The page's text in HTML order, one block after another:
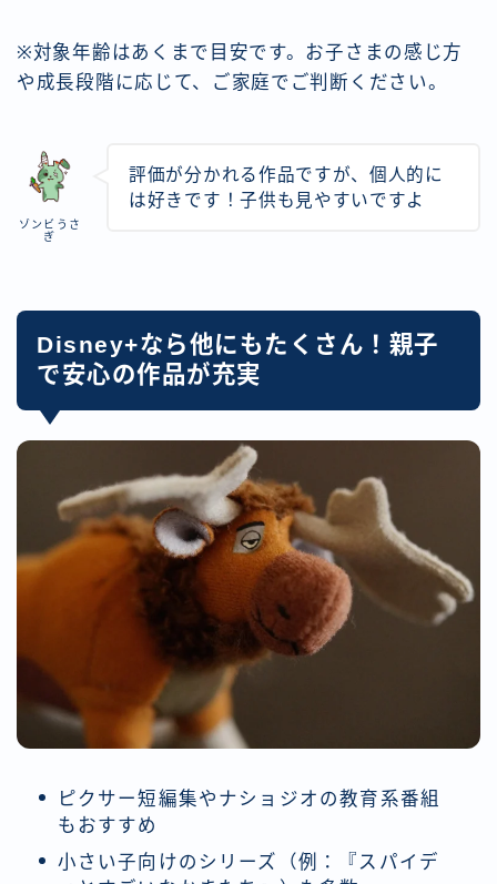
※対象年齢はあくまで目安です。お子さまの感じ方
や成長段階に応じて、ご家庭でご判断ください。
ゾンビうさ
ぎ
評価が分かれる作品ですが、個人的に
は好きです！子供も見やすいですよ
Disney+なら他にもたくさん！親子
で安心の作品が充実
ピクサー短編集やナショジオの教育系番組
もおすすめ
小さい子向けのシリーズ（例：『スパイデ